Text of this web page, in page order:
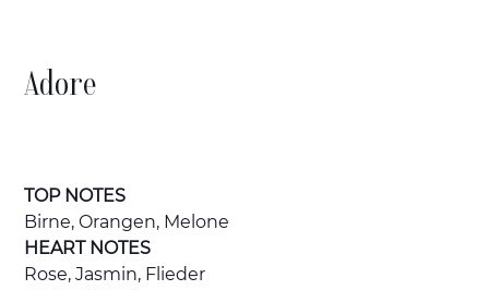
Adore
TOP NOTES
Birne, Orangen, Melone
HEART NOTES
Rose, Jasmin, Flieder